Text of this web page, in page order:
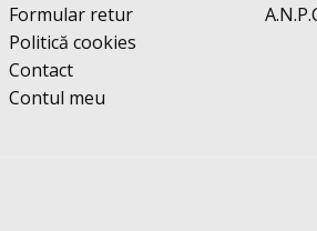
Formular retur
Politică cookies
Contact
Contul meu